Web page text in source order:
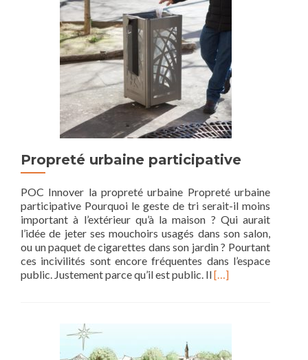
à
Five
Propreté urbaine participative
POC Innover la propreté urbaine Propreté urbaine
participative Pourquoi le geste de tri serait-il moins
important à l’extérieur qu’à la maison ? Qui aurait
l’idée de jeter ses mouchoirs usagés dans son salon,
ou un paquet de cigarettes dans son jardin ? Pourtant
ces incivilités sont encore fréquentes dans l’espace
public. Justement parce qu’il est public. IlRead
[…]